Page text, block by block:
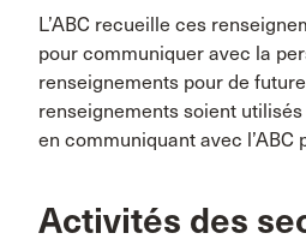
L’ABC recueille ces
pour communiquer avec la
renseignements pour de
renseignements soient
en communiquant avec
Activités des